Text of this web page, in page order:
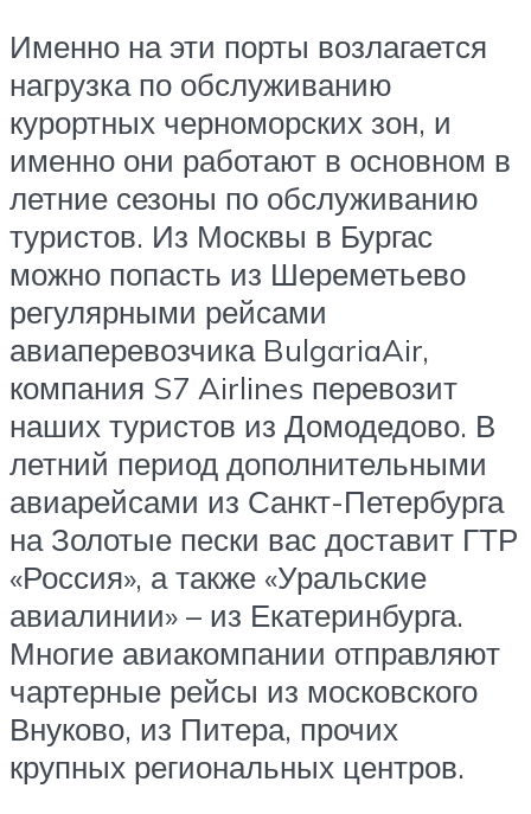
Именно на эти порты возлагается
нагрузка по обслуживанию
курортных черноморских зон, и
именно они работают в основном в
летние сезоны по обслуживанию
туристов. Из Москвы в Бургас
можно попасть из Шереметьево
регулярными рейсами
авиаперевозчика BulgariaAir,
компания S7 Airlines перевозит
наших туристов из Домодедово. В
летний период дополнительными
авиарейсами из Санкт-Петербурга
на Золотые пески вас доставит ГТР
«Россия», а также «Уральские
авиалинии» – из Екатеринбурга.
Многие авиакомпании отправляют
чартерные рейсы из московского
Внуково, из Питера, прочих
крупных региональных центров.